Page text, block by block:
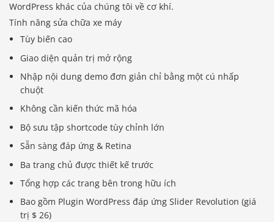
WordPress khác của chúng tôi về cơ khí.
Tính năng sửa chữa xe máy
Tùy biến cao
Giao diện quản trị mở rộng
Nhập nội dung demo đơn giản chỉ bằng một cú nhấp
chuột
Không cần kiến ​​thức mã hóa
Bộ sưu tập shortcode tùy chỉnh lớn
Sẵn sàng đáp ứng & Retina
Ba trang chủ được thiết kế trước
Tổng hợp các trang bên trong hữu ích
Bao gồm Plugin WordPress đáp ứng Slider Revolution (giá
trị $ 26)